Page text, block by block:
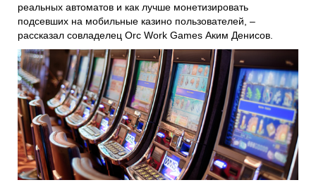
реальных автоматов и как лучше монетизировать
подсевших на мобильные казино пользователей, –
рассказал совладелец Orc Work Games Аким Денисов.